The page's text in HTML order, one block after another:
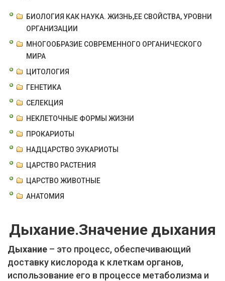
БИОЛОГИЯ КАК НАУКА. ЖИЗНЬ,ЕЕ СВОЙСТВА, УРОВНИ
ОРГАНИЗАЦИИ
МНОГООБРАЗИЕ СОВРЕМЕННОГО ОРГАНИЧЕСКОГО
МИРА
ЦИТОЛОГИЯ
ГЕНЕТИКА
СЕЛЕКЦИЯ
НЕКЛЕТОЧНЫЕ ФОРМЫ ЖИЗНИ
ПРОКАРИОТЫ
НАДЦАРСТВО ЭУКАРИОТЫ
ЦАРСТВО РАСТЕНИЯ
ЦАРСТВО ЖИВОТНЫЕ
АНАТОМИЯ
Дыхание.Значение дыхания
Дыхание – это процесс, обеспечивающий
доставку кислорода к клеткам органов,
использование его в процессе метаболизма и